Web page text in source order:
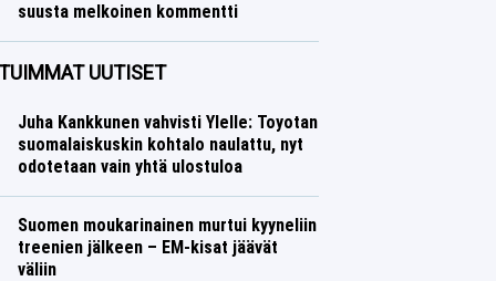
suusta melkoinen kommentti
UUTISET
Juha Kankkunen vahvisti Ylelle: Toyotan
suomalaiskuskin kohtalo naulattu, nyt
odotetaan vain yhtä ulostuloa
Suomen moukarinainen murtui kyyneliin
treenien jälkeen – EM-kisat jäävät
väliin